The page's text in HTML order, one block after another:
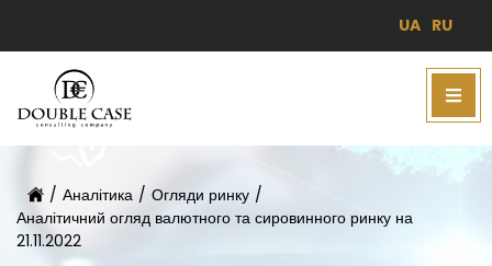
UA RU
/ Аналітика / Огляди ринку /
Аналітичний огляд валютного та сировинного ринку на
21.11.2022